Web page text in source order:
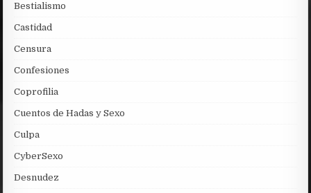
Bestialismo
Castidad
Censura
Confesiones
Coprofilia
Cuentos de Hadas y Sexo
Culpa
CyberSexo
Desnudez